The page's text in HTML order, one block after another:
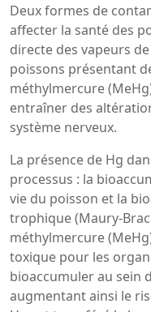
Deux formes de
affecter la santé des
directe des vapeurs
poissons présentant
méthylmercure
entraîner des
système nerveux.
La présence de Hg
processus : la
vie du poisson et la
trophique (Maury-
méthylmercure
toxique pour les
bioaccumuler au sein
augmentant ainsi le